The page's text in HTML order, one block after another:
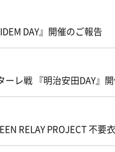
DAY』開催のご報告
ーレ戦 『明治安田DAY』
RELAY PROJECT 不要